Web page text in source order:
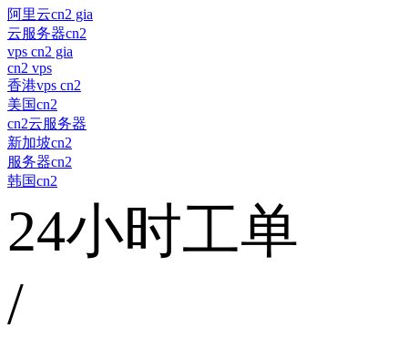
阿里云cn2 gia
云服务器cn2
vps cn2 gia
cn2 vps
香港vps cn2
美国cn2
cn2云服务器
新加坡cn2
服务器cn2
韩国cn2
24小时工单
/